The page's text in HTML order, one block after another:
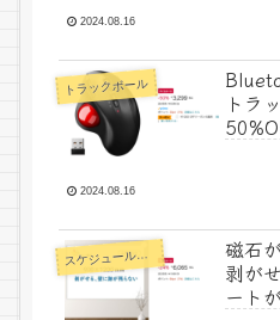
2024.08.16
トラックボール
トラ
2024.08.16
ス
ケジュールボード
磁石
剥が
ート